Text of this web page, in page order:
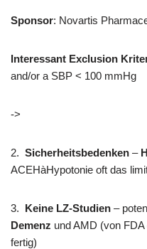
Sponsor: Novartis
Interessant Exclusion
and/or a SBP < 100 mmHg
->
2. Sicherheitsbedenken –
ACEHàHypotonie oft das
3. Keine LZ-Studien –
Demenz und AMD (von
fertig)